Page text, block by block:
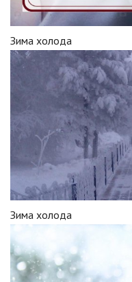
Зима холода
Зима холода